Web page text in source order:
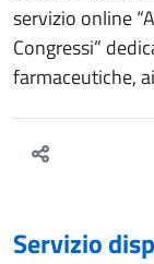
servizio online
Congressi”
farmaceutiche,
Servizio